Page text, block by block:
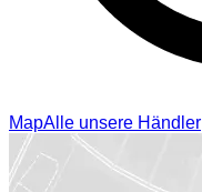
MapAlle unsere Händler